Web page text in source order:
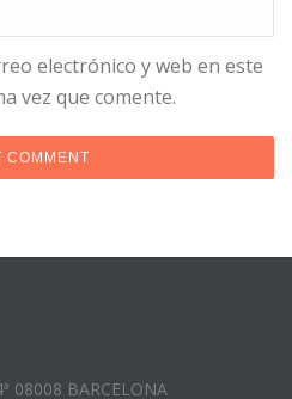
electrónico y web en este
vez que comente.
08008 BARCELONA